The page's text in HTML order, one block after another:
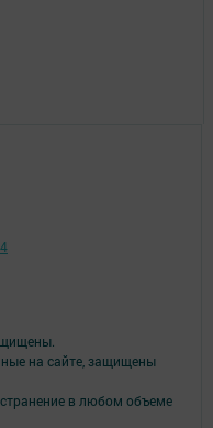
на сайте, защищены
в любом объеме